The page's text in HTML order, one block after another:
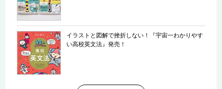
イラストと図解で挫折しない！『宇宙一わかりやす
い高校英文法』発売！